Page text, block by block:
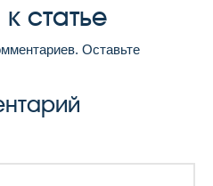
статье
Оставьте